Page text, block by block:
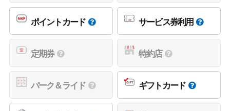
ポイントカード サービス券利用
定期券 特約店
パーク＆ライド ギフトカード